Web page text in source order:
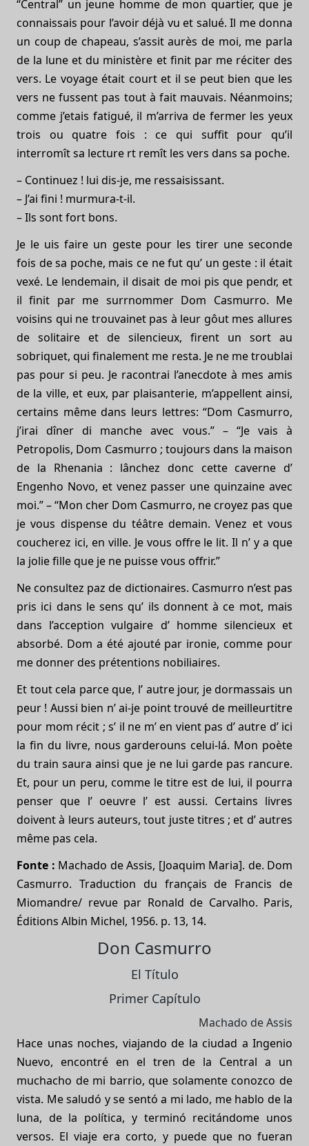
“Central” un jeune homme de mon quartier, que je
connaissais pour l’avoir déjà vu et salué. Il me donna
un coup de chapeau, s’assit aurès de moi, me parla
de la lune et du ministère et finit par me réciter des
vers. Le voyage était court et il se peut bien que les
vers ne fussent pas tout à fait mauvais. Néanmoins;
comme j’etais fatigué, il m’arriva de fermer les yeux
trois ou quatre fois : ce qui suffit pour qu’il
interromît sa lecture rt remît les vers dans sa poche.
– Continuez ! lui dis-je, me ressaisissant.
– J’ai fini ! murmura-t-il.
– Ils sont fort bons.
Je le uis faire un geste pour les tirer une seconde
fois de sa poche, mais ce ne fut qu’ un geste : il était
vexé. Le lendemain, il disait de moi pis que pendr, et
il finit par me surrnommer Dom Casmurro. Me
voisins qui ne trouvainet pas à leur gôut mes allures
de solitaire et de silencieux, firent un sort au
sobriquet, qui finalement me resta. Je ne me troublai
pas pour si peu. Je racontrai l’anecdote à mes amis
de la ville, et eux, par plaisanterie, m’appellent ainsi,
certains même dans leurs lettres: “Dom Casmurro,
j’irai dîner di manche avec vous.” – “Je vais à
Petropolis, Dom Casmurro ; toujours dans la maison
de la Rhenania : lânchez donc cette caverne d’
Engenho Novo, et venez passer une quinzaine avec
moi.” – “Mon cher Dom Casmurro, ne croyez pas que
je vous dispense du téâtre demain. Venez et vous
coucherez ici, en ville. Je vous offre le lit. Il n’ y a que
la jolie fille que je ne puisse vous offrir.”
Ne consultez paz de dictionaires. Casmurro n’est pas
pris ici dans le sens qu’ ils donnent à ce mot, mais
dans l’acception vulgaire d’ homme silencieux et
absorbé. Dom a été ajouté par ironie, comme pour
me donner des prétentions nobiliaires.
Et tout cela parce que, l’ autre jour, je dormassais un
peur ! Aussi bien n’ ai-je point trouvé de meilleurtitre
pour mom récit ; s’ il ne m’ en vient pas d’ autre d’ ici
la fin du livre, nous garderouns celui-lá. Mon poète
du train saura ainsi que je ne lui garde pas rancure.
Et, pour un peru, comme le titre est de lui, il pourra
penser que l’ oeuvre l’ est aussi. Certains livres
doivent à leurs auteurs, tout juste titres ; et d’ autres
même pas cela.
Fonte : Machado de Assis, [Joaquim Maria]. de. Dom
Casmurro. Traduction du français de Francis de
Miomandre/ revue par Ronald de Carvalho. Paris,
Éditions Albin Michel, 1956. p. 13, 14.
Don Casmurro
El Título
Primer Capítulo
Machado de Assis
Hace unas noches, viajando de la ciudad a Ingenio
Nuevo, encontré en el tren de la Central a un
muchacho de mi barrio, que solamente conozco de
vista. Me saludó y se sentó a mi lado, me hablo de la
luna, de la política, y terminó recitándome unos
versos. El viaje era corto, y puede que no fueran